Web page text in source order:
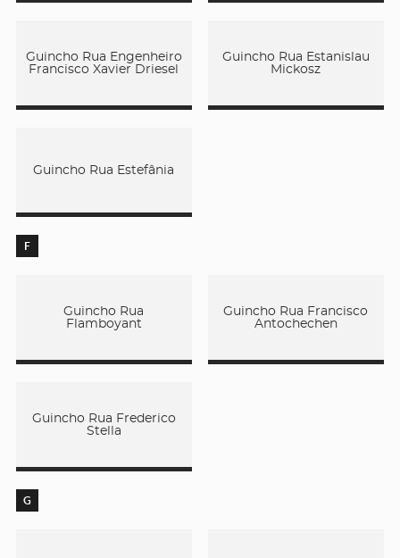
Guincho Rua Engenheiro
Francisco Xavier Driesel
Guincho Rua Estanislau
Mickosz
Guincho Rua Estefânia
F
Guincho Rua
Flamboyant
Guincho Rua Francisco
Antochechen
Guincho Rua Frederico
Stella
G